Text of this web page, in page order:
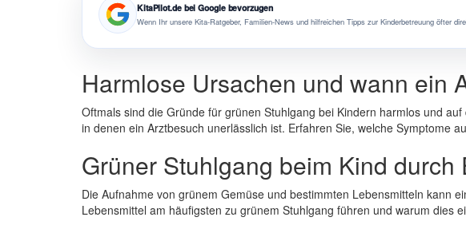
KitaPilot.de bei Google bevorzugen
Wenn Ihr unsere Kita-Ratgeber, Familien-News und hilfreichen Tipps zur Kinderbetreuung öfter
Harmlose Ursachen und wann ein
Oftmals sind die Gründe für grünen Stuhlgang bei Kindern harmlos und
in denen ein Arztbesuch unerlässlich ist. Erfahren Sie, welche Symptome
Grüner Stuhlgang beim Kind durch
Die Aufnahme von grünem Gemüse und bestimmten Lebensmitteln kann
Lebensmittel am häufigsten zu grünem Stuhlgang führen und warum dies